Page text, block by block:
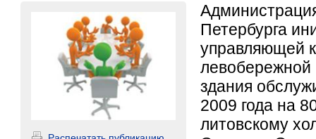
Петербурга
управляющей
левобережной
здания
2009 года на
литовскому